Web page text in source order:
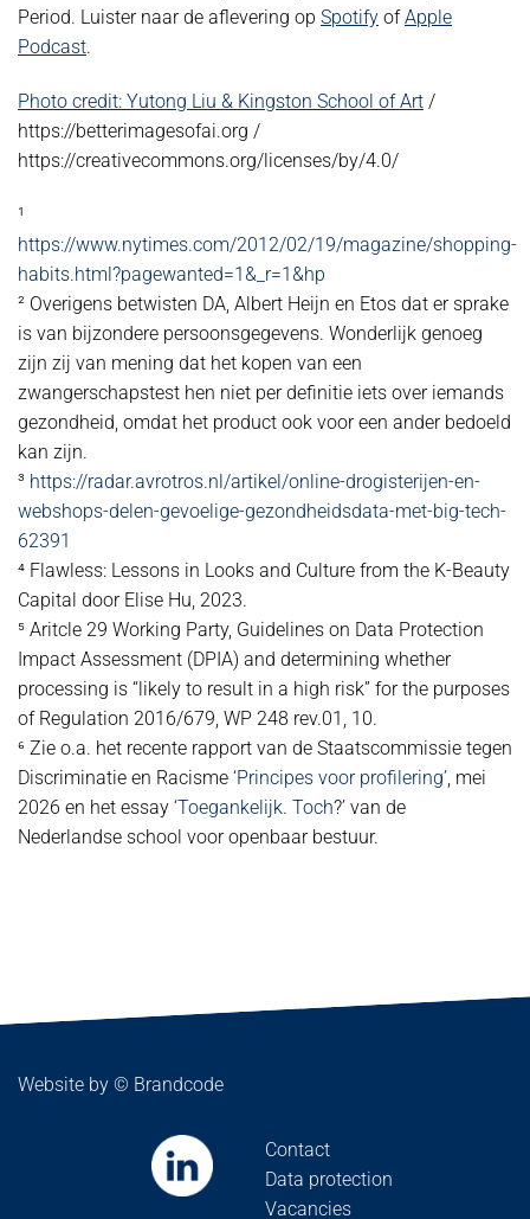
Period. Luister naar de aflevering op Spotify ofApple
Podcast.
Photo credit: Yutong Liu & Kingston School of Art /
https://betterimagesofai.org /
https://creativecommons.org/licenses/by/4.0/
¹
https://www.nytimes.com/2012/02/19/magazine/shopping-
habits.html?pagewanted=1&_r=1&hp
² Overigens betwisten DA, Albert Heijn en Etos dat er sprake
is van bijzondere persoonsgegevens. Wonderlijk genoeg
zijn zij van mening dat het kopen van een
zwangerschapstest hen niet per definitie iets over iemands
gezondheid, omdat het product ook voor een ander bedoeld
kan zijn.
³ https://radar.avrotros.nl/artikel/online-drogisterijen-en-
webshops-delen-gevoelige-gezondheidsdata-met-big-tech-
62391
⁴ Flawless: Lessons in Looks and Culture from the K-Beauty
Capital door Elise Hu, 2023.
⁵ Aritcle 29 Working Party, Guidelines on Data Protection
Impact Assessment (DPIA) and determining whether
processing is “likely to result in a high risk” for the purposes
of Regulation 2016/679, WP 248 rev.01, 10.
⁶ Zie o.a. het recente rapport van de Staatscommissie tegen
Discriminatie en Racisme ‘Principes voor profilering’ , mei
2026 en het essay ‘Toegankelijk. Toch?’ van de
Nederlandse school voor openbaar bestuur.
Website by © Brandcode
Contact
Data protection
Vacancies